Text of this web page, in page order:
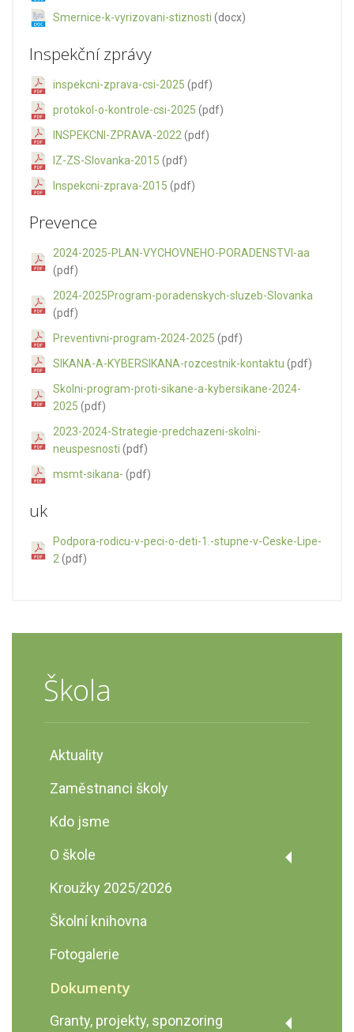
Škola
Aktuality
Zaměstnanci školy
Kdo jsme
O škole
Historie školy
Prohlídka školy
Kroužky 2025/2026
Školní knihovna
Fotogalerie
Dokumenty
Granty, projekty, sponzoring
Smernice-k-vyrizovani-stiznosti (docx)
Inspekční zprávy
inspekcni-zprava-csi-2025 (pdf)
protokol-o-kontrole-csi-2025 (pdf)
INSPEKCNI-ZPRAVA-2022 (pdf)
IZ-ZS-Slovanka-2015 (pdf)
Inspekcni-zprava-2015 (pdf)
Prevence
2024-2025-PLAN-VYCHOVNEHO-PORADENSTVI-aa
(pdf)
2024-2025Program-poradenskych-sluzeb-Slovanka
(pdf)
Preventivni-program-2024-2025 (pdf)
SIKANA-A-KYBERSIKANA-rozcestnik-kontaktu (pdf)
Skolni-program-proti-sikane-a-kybersikane-2024-
2025 (pdf)
2023-2024-Strategie-predchazeni-skolni-
neuspesnosti (pdf)
msmt-sikana- (pdf)
uk
Podpora-rodicu-v-peci-o-deti-1.-stupne-v-Ceske-Lipe-
2 (pdf)